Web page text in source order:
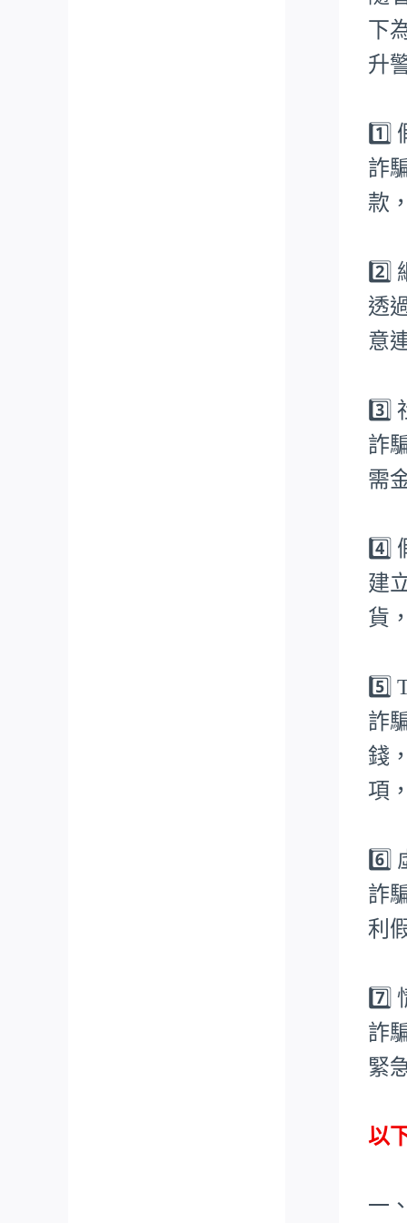
下
升
1️⃣
詐
款
2️⃣
透
意
3️⃣
詐
需
4️⃣
建
貨
5️⃣
詐
錢
項
6️⃣
詐
利
7️⃣
詐
緊
以
一